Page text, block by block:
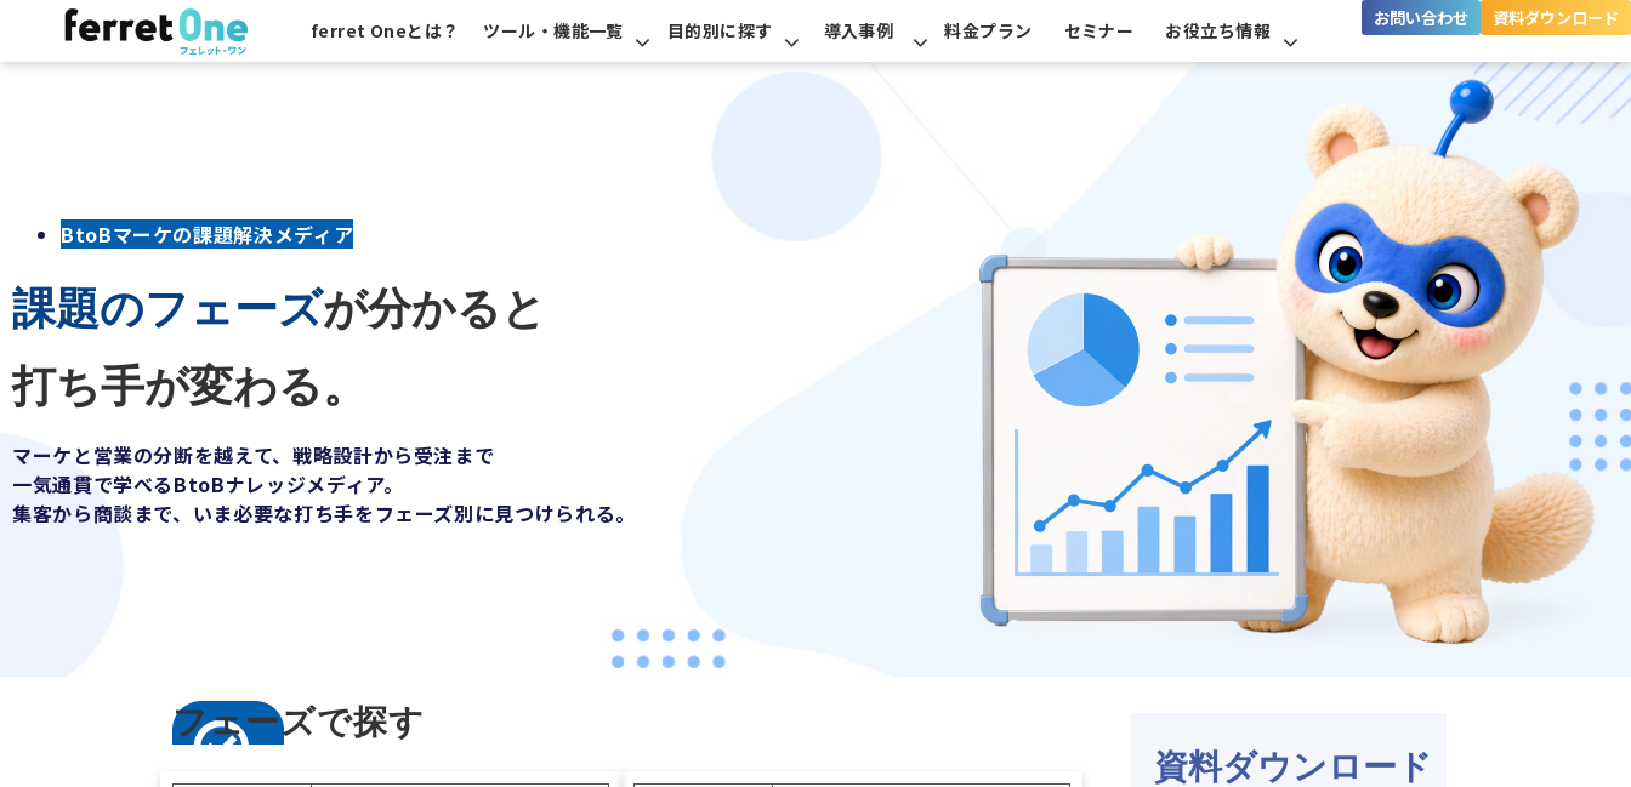
ferret Oneとは？ ツール・機能一覧 目的別に探す 導入事例 料金プラン セミナー お役立ち情報
お問い合わせ 資料ダウンロード
BtoBマーケの課題解決メディア
課題のフェーズが分かると
打ち手が変わる。
マーケと営業の分断を越えて、戦略設計から受注まで
一気通貫で学べるBtoBナレッジメディア。
集客から商談まで、いま必要な打ち手をフェーズ別に見つけられる。
フェーズで探す
資料ダウンロード